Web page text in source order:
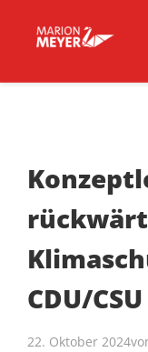
CDU/CSU
22. Oktober 2024